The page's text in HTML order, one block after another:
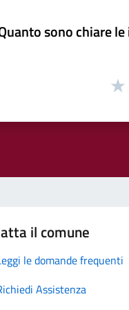
sono chiare
il comune
le domande frequenti
Assistenza